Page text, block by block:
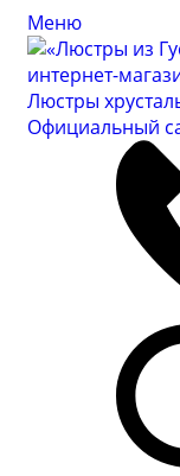
Меню
Люстры
Официальный